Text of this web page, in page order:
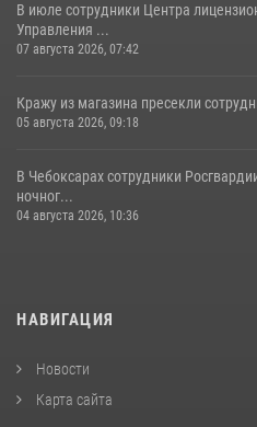
В июле сотрудники Центра
Управления ...
07 августа 2026, 07:42
Кражу из магазина пресекли
05 августа 2026, 09:18
В Чебоксарах сотрудники
ночног...
04 августа 2026, 10:36
НАВИГАЦИЯ
Новости
Карта сайта